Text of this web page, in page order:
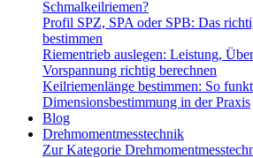
Schmalkeilriemen?
Profil SPZ, SPA oder SPB: Das
bestimmen
Riementrieb auslegen: Leistung,
Vorspannung richtig berechnen
Keilriemenlänge bestimmen: So
Dimensionsbestimmung in der Praxis
Blog
Drehmomentmesstechnik
Zur Kategorie